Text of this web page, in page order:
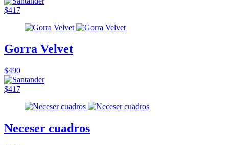
$417
Gorra Velvet
$490
$417
Neceser cuadros